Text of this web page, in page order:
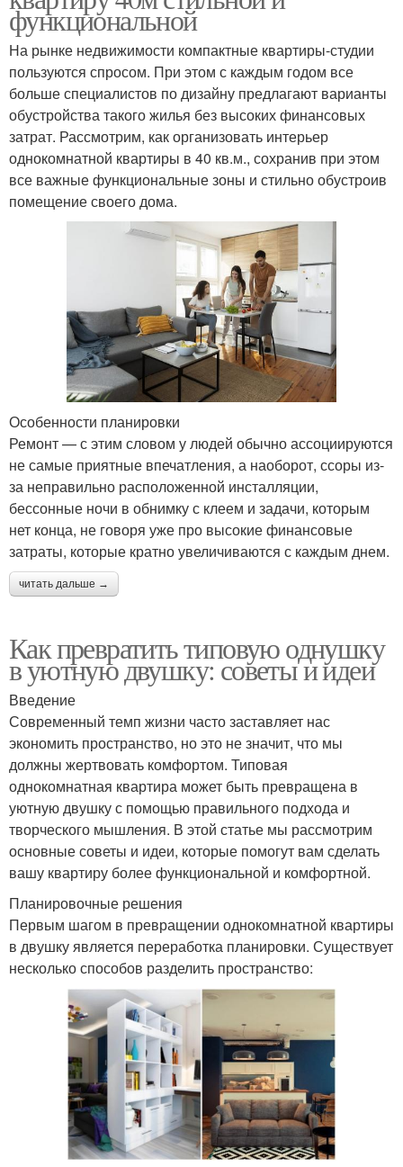
функциональной
На рынке недвижимости компактные квартиры-студии
пользуются спросом. При этом с каждым годом все
больше специалистов по дизайну предлагают варианты
обустройства такого жилья без высоких финансовых
затрат. Рассмотрим, как организовать интерьер
однокомнатной квартиры в 40 кв.м., сохранив при этом
все важные функциональные зоны и стильно обустроив
помещение своего дома.
Особенности планировки
Ремонт — с этим словом у людей обычно ассоциируются
не самые приятные впечатления, а наоборот, ссоры из-
за неправильно расположенной инсталляции,
бессонные ночи в обнимку с клеем и задачи, которым
нет конца, не говоря уже про высокие финансовые
затраты, которые кратно увеличиваются с каждым днем.
читать дальше →
Как превратить типовую однушку
в уютную двушку: советы и идеи
Введение
Современный темп жизни часто заставляет нас
экономить пространство, но это не значит, что мы
должны жертвовать комфортом. Типовая
однокомнатная квартира может быть превращена в
уютную двушку с помощью правильного подхода и
творческого мышления. В этой статье мы рассмотрим
основные советы и идеи, которые помогут вам сделать
вашу квартиру более функциональной и комфортной.
Планировочные решения
Первым шагом в превращении однокомнатной квартиры
в двушку является переработка планировки. Существует
несколько способов разделить пространство: